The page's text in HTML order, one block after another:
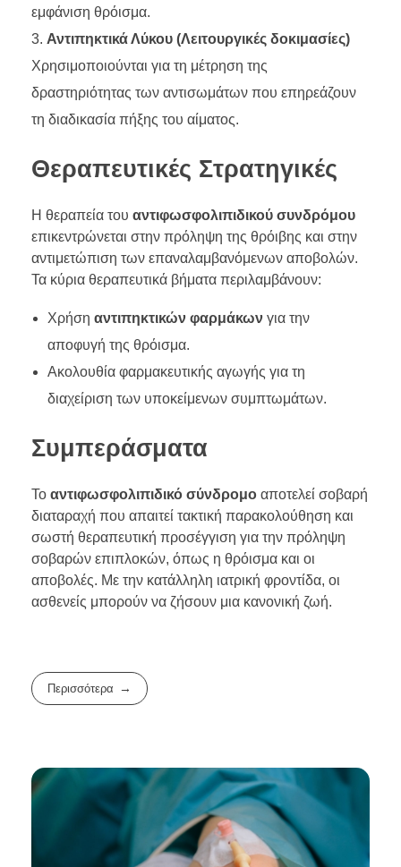
εμφάνιση θρόισμα.
Αντιπηκτικά Λύκου (Λειτουργικές δοκιμασίες)
Χρησιμοποιούνται για τη μέτρηση της
δραστηριότητας των αντισωμάτων που επηρεάζουν
τη διαδικασία πήξης του αίματος.
Θεραπευτικές Στρατηγικές
Η θεραπεία του αντιφωσφολιπιδικού συνδρόμου
επικεντρώνεται στην πρόληψη της θρόιβης και στην
αντιμετώπιση των επαναλαμβανόμενων αποβολών.
Τα κύρια θεραπευτικά βήματα περιλαμβάνουν:
Χρήση αντιπηκτικών φαρμάκωνγια την
αποφυγή της θρόισμα.
Ακολουθία φαρμακευτικής αγωγής για τη
διαχείριση των υποκείμενων συμπτωμάτων.
Συμπεράσματα
Το αντιφωσφολιπιδικό σύνδρομο αποτελεί σοβαρή
διαταραχή που απαιτεί τακτική παρακολούθηση και
σωστή θεραπευτική προσέγγιση για την πρόληψη
σοβαρών επιπλοκών, όπως η θρόισμα και οι
αποβολές. Με την κατάλληλη ιατρική φροντίδα, οι
ασθενείς μπορούν να ζήσουν μια κανονική ζωή.
Περισσότερα